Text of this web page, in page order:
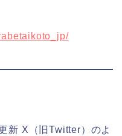
新 X（旧Twitter）のよ